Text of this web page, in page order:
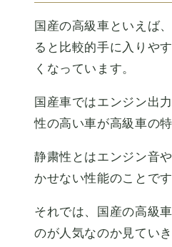
国産の高級車といえば
ると比較的手に入りや
くなっています。
国産車ではエンジン出
性の高い車が高級車の特
静粛性とはエンジン音
かせない性能のことです
それでは、国産の高級
のが人気なのか見ていき